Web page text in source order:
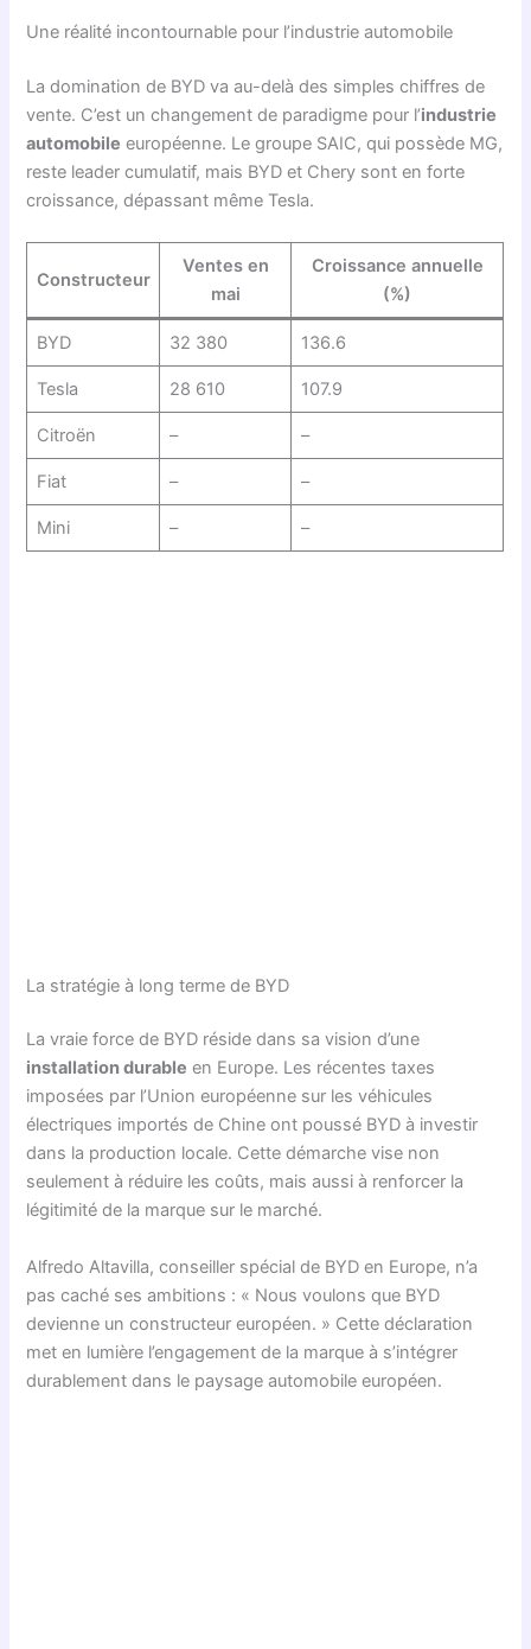
Une réalité incontournable pour l’industrie automobile
La domination de BYD va au-delà des simples chiffres de
vente. C’est un changement de paradigme pour l’industrie
automobile européenne. Le groupe SAIC, qui possède MG,
reste leader cumulatif, mais BYD et Chery sont en forte
croissance, dépassant même Tesla.
Constructeur
Ventes en
mai
Croissance annuelle
(%)
BYD 32 380 136.6
Tesla 28 610 107.9
Citroën – –
Fiat – –
Mini – –
La stratégie à long terme de BYD
La vraie force de BYD réside dans sa vision d’une
installation durable en Europe. Les récentes taxes
imposées par l’Union européenne sur les véhicules
électriques importés de Chine ont poussé BYD à investir
dans la production locale. Cette démarche vise non
seulement à réduire les coûts, mais aussi à renforcer la
légitimité de la marque sur le marché.
Alfredo Altavilla, conseiller spécial de BYD en Europe, n’a
pas caché ses ambitions : « Nous voulons que BYD
devienne un constructeur européen. » Cette déclaration
met en lumière l’engagement de la marque à s’intégrer
durablement dans le paysage automobile européen.